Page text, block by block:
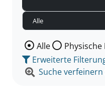
Wählen Sie die
Alle Physische
Erweiterte
Suche